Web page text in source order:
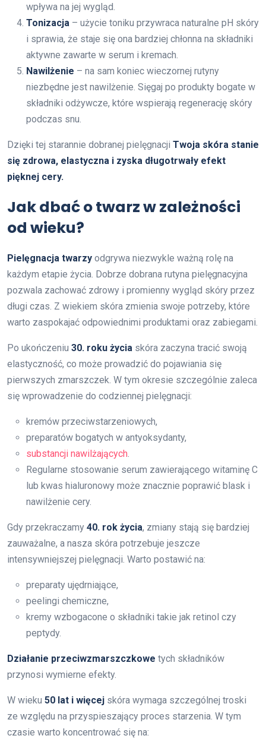
wpływa na jej wygląd.
Tonizacja – użycie toniku przywraca naturalne pH skóry
i sprawia, że staje się ona bardziej chłonna na składniki
aktywne zawarte w serum i kremach.
Nawilżenie – na sam koniec wieczornej rutyny
niezbędne jest nawilżenie. Sięgaj po produkty bogate w
składniki odżywcze, które wspierają regenerację skóry
podczas snu.
Dzięki tej starannie dobranej pielęgnacji Twoja skóra stanie
się zdrowa, elastyczna i zyska długotrwały efekt
pięknej cery.
Jak dbać o twarz w zależności
od wieku?
Pielęgnacja twarzy odgrywa niezwykle ważną rolę na
każdym etapie życia. Dobrze dobrana rutyna pielęgnacyjna
pozwala zachować zdrowy i promienny wygląd skóry przez
długi czas. Z wiekiem skóra zmienia swoje potrzeby, które
warto zaspokajać odpowiednimi produktami oraz zabiegami.
Po ukończeniu 30. roku życia skóra zaczyna tracić swoją
elastyczność, co może prowadzić do pojawiania się
pierwszych zmarszczek. W tym okresie szczególnie zaleca
się wprowadzenie do codziennej pielęgnacji:
kremów przeciwstarzeniowych,
preparatów bogatych w antyoksydanty,
substancji nawilżających
Regularne stosowanie serum zawierającego witaminę C
lub kwas hialuronowy może znacznie poprawić blask i
nawilżenie cery.
Gdy przekraczamy 40. rok życia, zmiany stają się bardziej
zauważalne, a nasza skóra potrzebuje jeszcze
intensywniejszej pielęgnacji. Warto postawić na:
preparaty ujędrniające,
peelingi chemiczne,
kremy wzbogacone o składniki takie jak retinol czy
peptydy.
Działanie przeciwzmarszczkowe tych składników
przynosi wymierne efekty.
W wieku 50 lat i więcej skóra wymaga szczególnej troski
ze względu na przyspieszający proces starzenia. W tym
czasie warto koncentrować się na: